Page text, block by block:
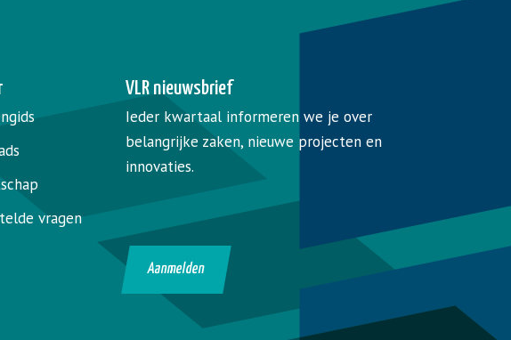
vragen
VLR nieuwsbrief
Ieder kwartaal informeren we je over
belangrijke zaken, nieuwe projecten en
innovaties.
Aanmelden